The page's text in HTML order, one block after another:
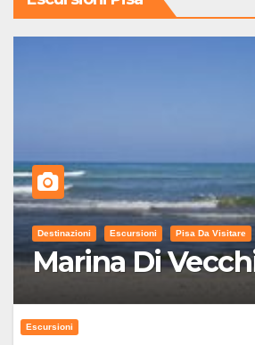
Destinazioni Escursioni Pisa Da Visitare
Marina Di
Escursioni